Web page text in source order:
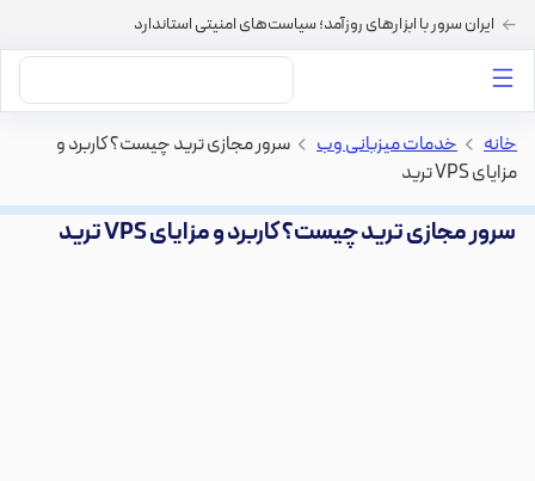
ایران سرور با ابزارهای روزآمد؛ سیاست‌های امنیتی استاندارد
خانه > خدمات میزبانی وب > سرور مجازی ترید چیست؟ کاربرد و
مزایای VPS ترید
سرور مجازی ترید چیست؟ کاربرد و مزایای VPS ترید